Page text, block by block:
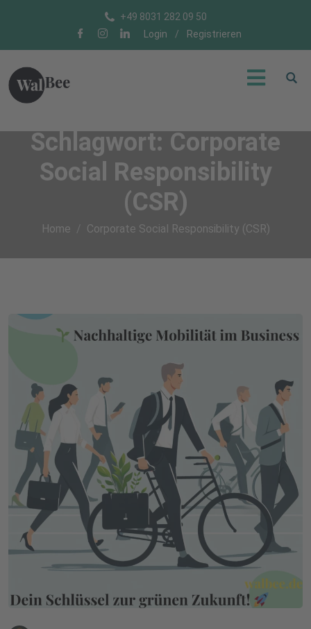
+49 8031 282 09 50
Login
/ Registrieren
Schlagwort: Corporate
Social Responsibility
(CSR)
Home Corporate Social Responsibility (CSR)